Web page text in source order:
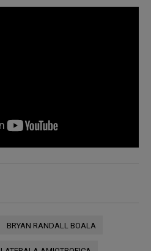
BRYAN RANDALL BOALA